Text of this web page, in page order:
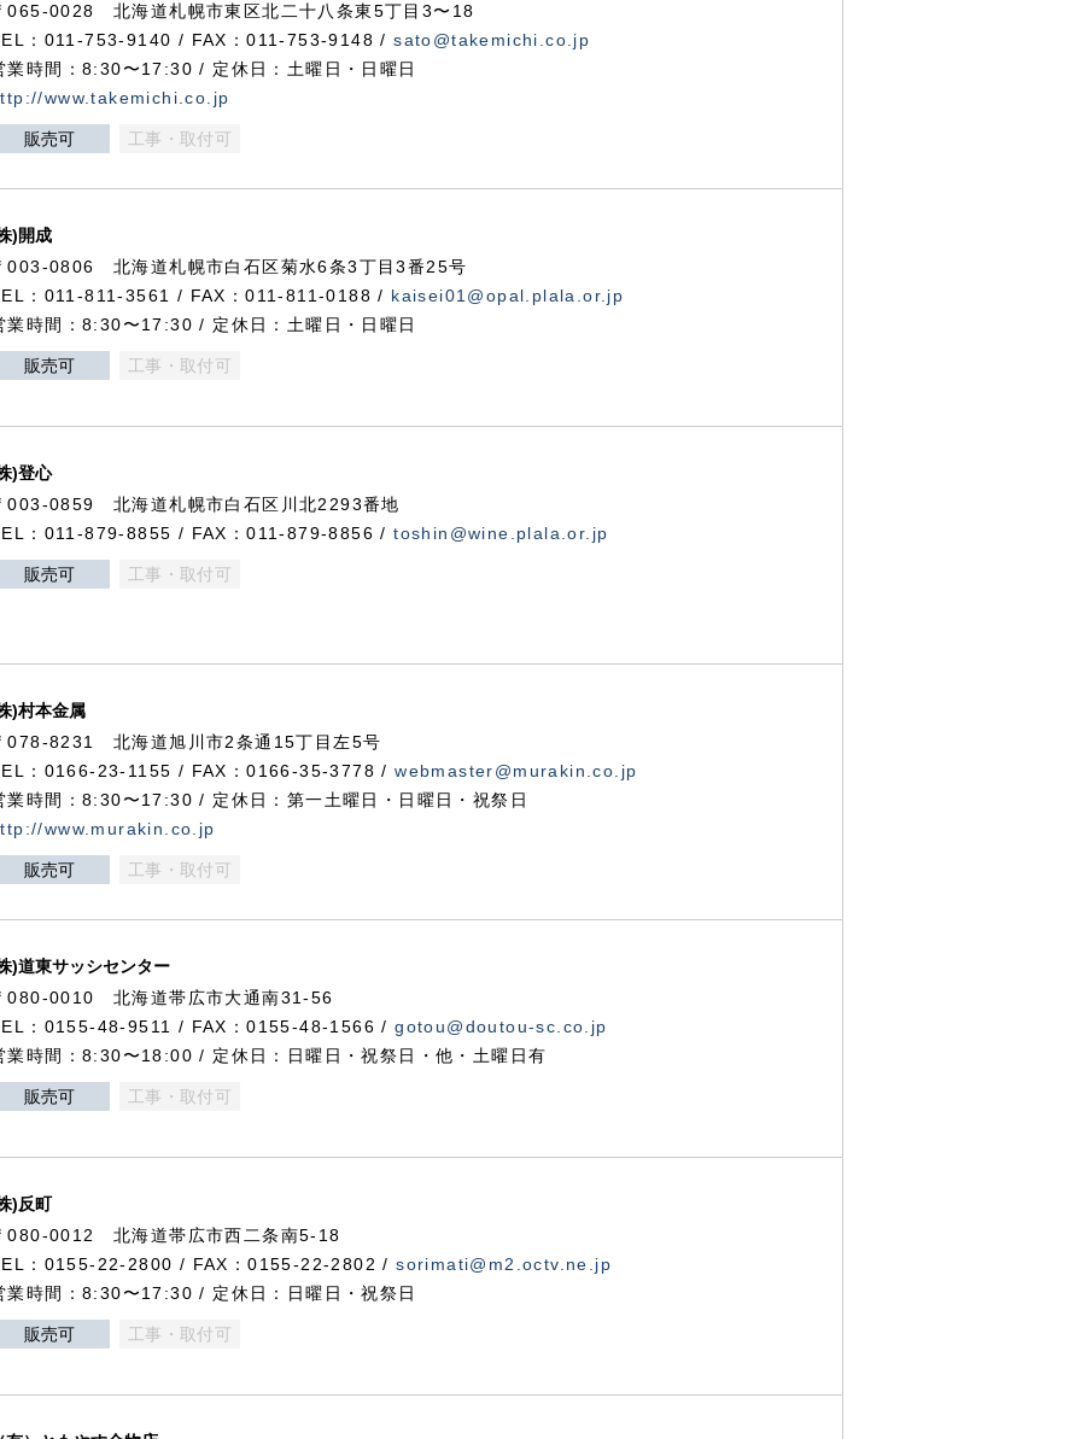
065-0028 北海道札幌市東区北二十八条東5丁目3〜18
：011-753-9140 / FAX：011-753-9148 /sato@takemichi.co.jp
業時間：8:30〜17:30 / 定休日：土曜日・日曜日
www.takemichi.co.jp
販売可 工事・取付可
)開成
003-0806 北海道札幌市白石区菊水6条3丁目3番25号
：011-811-3561 / FAX：011-811-0188 / kaisei01@opal.plala.or.jp
業時間：8:30〜17:30 / 定休日：土曜日・日曜日
販売可 工事・取付可
)登心
003-0859 北海道札幌市白石区川北2293番地
：011-879-8855 / FAX：011-879-8856 /toshin@wine.plala.or.jp
販売可 工事・取付可
)村本金属
078-8231 北海道旭川市2条通15丁目左5号
：0166-23-1155 / FAX：0166-35-3778 /webmaster@murakin.co.jp
業時間：8:30〜17:30 / 定休日：第一土曜日・日曜日・祝祭日
www.murakin.co.jp
販売可 工事・取付可
)道東サッシセンター
080-0010 北海道帯広市大通南31-56
：0155-48-9511 / FAX：0155-48-1566 /gotou@doutou-sc.co.jp
業時間：8:30〜18:00 / 定休日：日曜日・祝祭日・他・土曜日有
販売可 工事・取付可
)反町
080-0012 北海道帯広市西二条南5-18
：0155-22-2800 / FAX：0155-22-2802 /sorimati@m2.octv.ne.jp
業時間：8:30〜17:30 / 定休日：日曜日・祝祭日
販売可 工事・取付可